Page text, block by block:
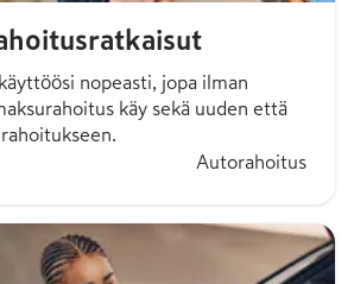
nopeasti, jopa ilman
käy sekä uuden että
Autorahoitus